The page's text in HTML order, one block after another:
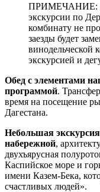
ПРИМЕЧАНИЕ: В
экскурсии по
комбинату не
заезды будет
винодельческой
экскурсией и
Обед с элементами
программой.
время на посещение
Дагестана.
Небольшая
набережной,
двухъярусная
Каспийское море и
имени Казем-Бека,
счастливых людей».